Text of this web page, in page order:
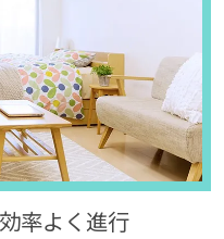
率よく進行